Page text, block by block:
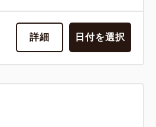
詳細 日付を選択